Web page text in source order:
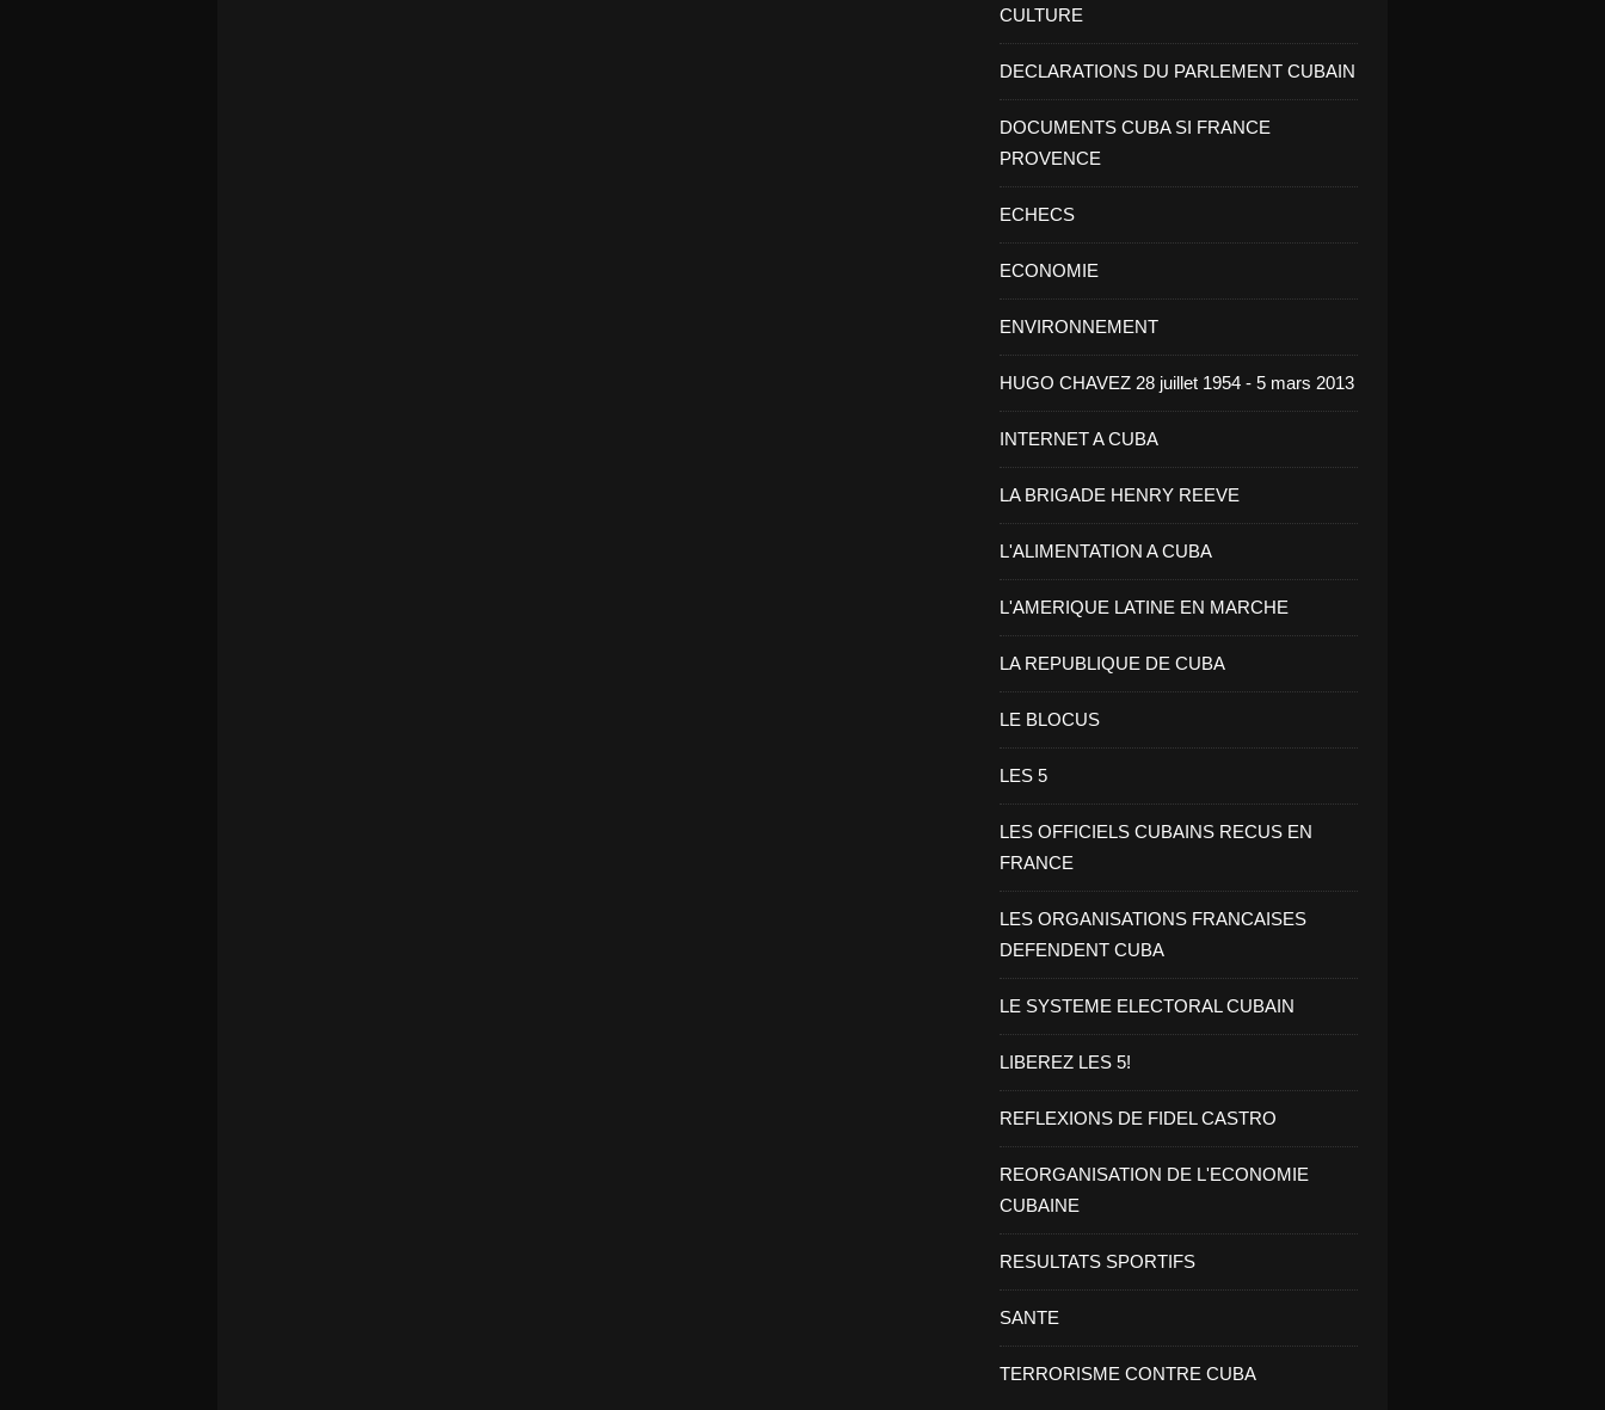
CULTURE
DECLARATIONS DU PARLEMENT CUBAIN
DOCUMENTS CUBA SI FRANCE
PROVENCE
ECHECS
ECONOMIE
ENVIRONNEMENT
HUGO CHAVEZ 28 juillet 1954 - 5 mars 2013
INTERNET A CUBA
LA BRIGADE HENRY REEVE
L'ALIMENTATION A CUBA
L'AMERIQUE LATINE EN MARCHE
LA REPUBLIQUE DE CUBA
LE BLOCUS
LES 5
LES OFFICIELS CUBAINS RECUS EN
FRANCE
LES ORGANISATIONS FRANCAISES
DEFENDENT CUBA
LE SYSTEME ELECTORAL CUBAIN
LIBEREZ LES 5!
REFLEXIONS DE FIDEL CASTRO
REORGANISATION DE L'ECONOMIE
CUBAINE
RESULTATS SPORTIFS
SANTE
TERRORISME CONTRE CUBA